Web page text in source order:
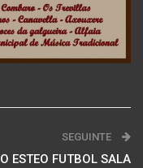
SEGUINTE
O ESTEO FUTBOL SALA